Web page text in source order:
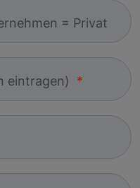
= Privat
eintragen)